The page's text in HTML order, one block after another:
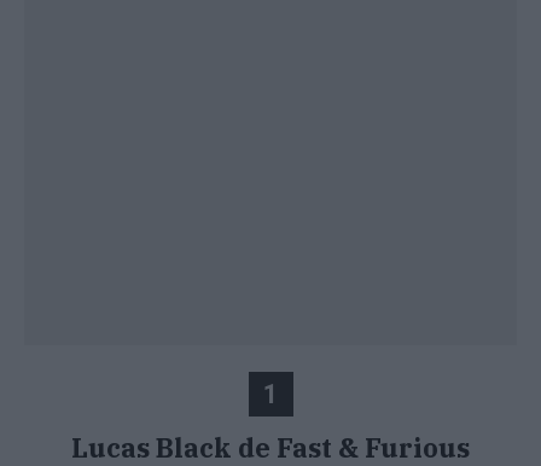
1
Lucas Black de Fast & Furious